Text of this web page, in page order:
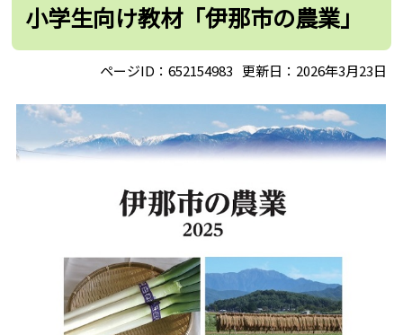
小学生向け教材「伊那市の農業」
ページID：652154983 更新日：2026年3月23日